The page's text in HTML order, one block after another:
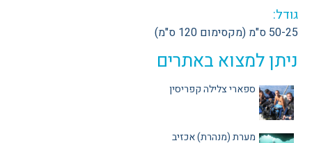
גודל:
50-25 ס"מ (מקסימום 120 ס"מ)
ניתן למצוא באתרים
ספארי צלילה קפריסין
מערת (מנהרת) אכזיב